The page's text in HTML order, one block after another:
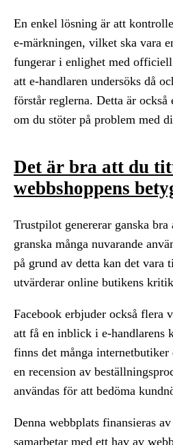
En enkel lösning är att
e-märkningen, vilket ska vara
fungerar i enlighet med
att e-handlaren undersöks då
förstår reglerna. Detta är också
om du stöter på problem med
Det är bra att du
webbshoppens
Trustpilot genererar ganska
granska många nuvarande
på grund av detta kan det vara
utvärderar online butikens
Facebook erbjuder också flera
att få en inblick i e-handlarens
finns det många
en recension av
användas för att bedöma
Denna webbplats finansieras
samarbetar med ett hav av